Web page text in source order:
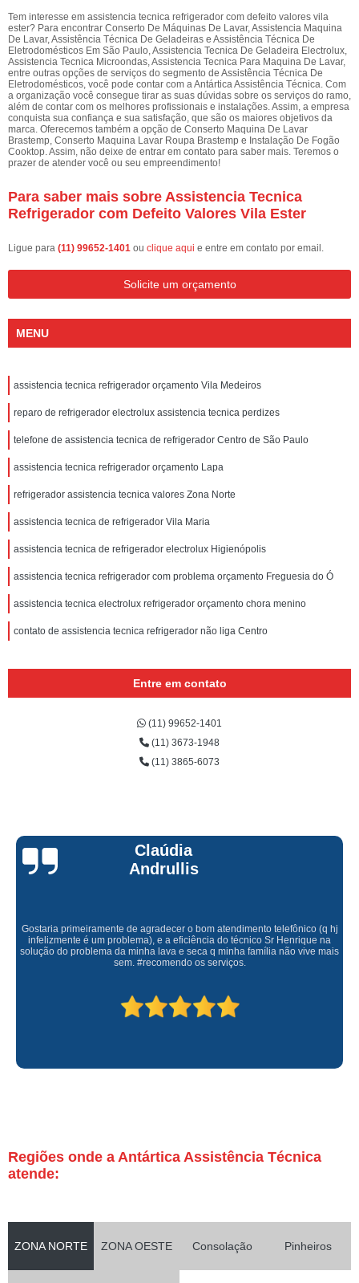
Tem interesse em assistencia tecnica refrigerador com defeito valores vila
ester? Para encontrar Conserto De Máquinas De Lavar, Assistencia Maquina
De Lavar, Assistência Técnica De Geladeiras e Assistência Técnica De
Eletrodomésticos Em São Paulo, Assistencia Tecnica De Geladeira Electrolux,
Assistencia Tecnica Microondas, Assistencia Tecnica Para Maquina De Lavar,
entre outras opções de serviços do segmento de Assistência Técnica De
Eletrodomésticos, você pode contar com a Antártica Assistência Técnica. Com
a organização você consegue tirar as suas dúvidas sobre os serviços do ramo,
além de contar com os melhores profissionais e instalações. Assim, a empresa
conquista sua confiança e sua satisfação, que são os maiores objetivos da
marca. Oferecemos também a opção de Conserto Maquina De Lavar
Brastemp, Conserto Maquina Lavar Roupa Brastemp e Instalação De Fogão
Cooktop. Assim, não deixe de entrar em contato para saber mais. Teremos o
prazer de atender você ou seu empreendimento!
Para saber mais sobre Assistencia Tecnica
Refrigerador com Defeito Valores Vila Ester
Ligue para (11) 99652-1401 ou clique aqui e entre em contato por email.
Solicite um orçamento
MENU
assistencia tecnica refrigerador orçamento Vila Medeiros
reparo de refrigerador electrolux assistencia tecnica perdizes
telefone de assistencia tecnica de refrigerador Centro de São Paulo
assistencia tecnica refrigerador orçamento Lapa
refrigerador assistencia tecnica valores Zona Norte
assistencia tecnica de refrigerador Vila Maria
assistencia tecnica de refrigerador electrolux Higienópolis
assistencia tecnica refrigerador com problema orçamento Freguesia do Ó
assistencia tecnica electrolux refrigerador orçamento chora menino
contato de assistencia tecnica refrigerador não liga Centro
Entre em contato
(11) 99652-1401
(11) 3673-1948
(11) 3865-6073
Claúdia
Andrullis
Gostaria primeiramente de agradecer o bom atendimento telefônico (q hj
infelizmente é um problema), e a eficiência do técnico Sr Henrique na
solução do problema da minha lava e seca q minha família não vive mais
sem. #recomendo os serviços.
Regiões onde a Antártica Assistência Técnica
atende:
ZONA NORTE ZONA OESTE Consolação Pinheiros